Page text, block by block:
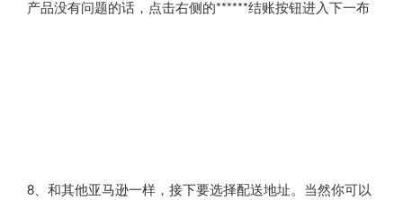
产品没有问题的话，点击右侧的******结账按钮进入下一布
8、和其他亚马逊一样，接下要选择配送地址。当然你可以